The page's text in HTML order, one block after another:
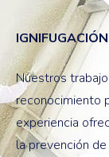
Nuestros
reconocimiento
experiencia
la prevención